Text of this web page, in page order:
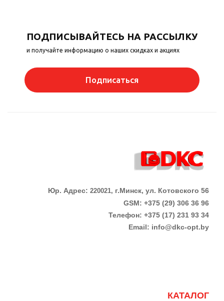
ПОДПИСЫВАЙТЕСЬ НА РАССЫЛКУ
и получайте информацию о наших скидках и акциях
Подписаться
Юр. Адрес: 220021, г.Минск, ул. Котовского 56
GSM: +375 (29) 306 36 96
Телефон: +375 (17) 231 93 34
Email: info@dkc-opt.by
КАТАЛОГ